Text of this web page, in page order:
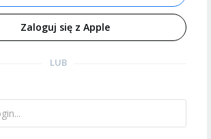
Zaloguj się z Apple
LUB